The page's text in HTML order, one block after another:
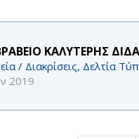
ΚΑΛΥΤΕΡΗΣ
/ Διακρίσεις, Δελτία
2019